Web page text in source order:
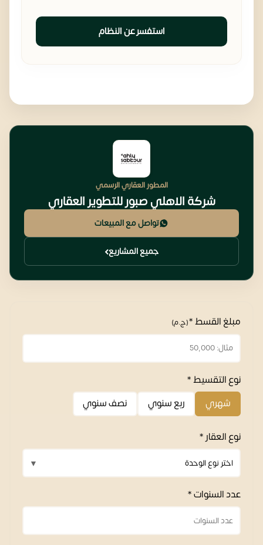
استفسر عن النظام
المطور العقاري الرسمي
شركة الاهلي صبور للتطوير العقاري
تواصل مع المبيعات
جميع المشاريع
مبلغ القسط *(ج.م)
نوع التقسيط *
شهري
ربع سنوي نصف سنوي
نوع العقار *
عدد السنوات *